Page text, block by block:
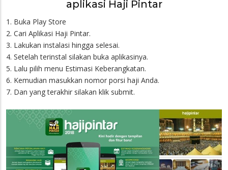
aplikasi Haji Pintar
1. Buka Play Store
2. Cari Aplikasi Haji Pintar.
3. Lakukan instalasi hingga selesai.
4. Setelah terinstal silakan buka aplikasinya.
5. Lalu pilih menu Estimasi Keberangkatan.
6. Kemudian masukkan nomor porsi haji Anda.
7. Dan yang terakhir silakan klik submit.